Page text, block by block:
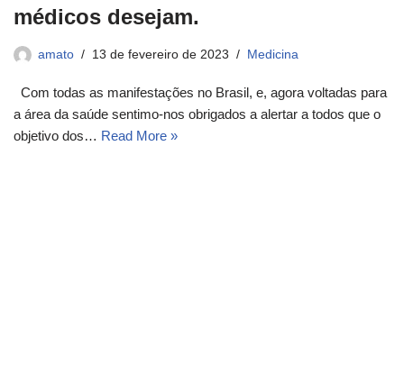
médicos desejam.
amato 13 de fevereiro de 2023 Medicina
Com todas as manifestações no Brasil, e, agora voltadas para
a área da saúde sentimo-nos obrigados a alertar a todos que o
objetivo dos… Read More »